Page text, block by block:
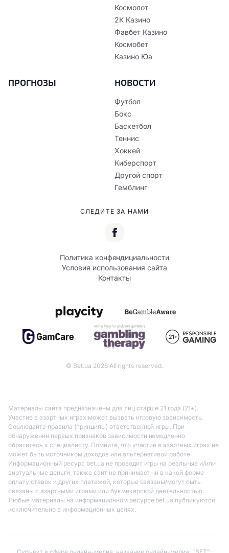
Космолот
2К Казино
Фавбет Казино
Космобет
Казино Юа
ПРОГНОЗЫ НОВОСТИ
Футбол
Бокс
Баскетбол
Теннис
Хоккей
Киберспорт
Другой спорт
Гемблинг
СЛЕДИТЕ ЗА НАМИ
Политика конфендициальности
Условия использования сайта
Контакты
© Bet.ua 2026 All rights reserved.
Материалы сайта предназначены для лиц старше 21 года (21+).
Участие в азартных играх может вызвать игровую зависимость.
Соблюдайте правила (принципы) ответственной игры. При
обнаружении первых признаков зависимости немедленно
обратитесь к специалисту. Помните, что участие в азартных играх не
может быть источником доходов или альтернативой работе.
Информационный ресурс bet.ua не проводит игры на реальные и/или
виртуальные деньги, также сайт не принимает ни в какой форме
оплату ставок и других платежей, которые связаны/могут быть
связаны с азартными играми или букмекерской деятельностью.
Любые материалы на информационном ресурсе bet.ua публикуются
исключительно в информационных целях.